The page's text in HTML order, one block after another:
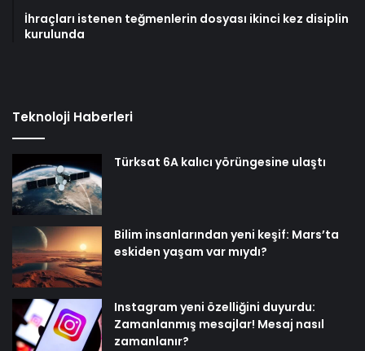
İhraçları istenen teğmenlerin dosyası ikinci kez disiplin
kurulunda
Teknoloji Haberleri
Türksat 6A kalıcı yörüngesine ulaştı
Bilim insanlarından yeni keşif: Mars’ta
eskiden yaşam var mıydı?
Instagram yeni özelliğini duyurdu:
Zamanlanmış mesajlar! Mesaj nasıl
zamanlanır?